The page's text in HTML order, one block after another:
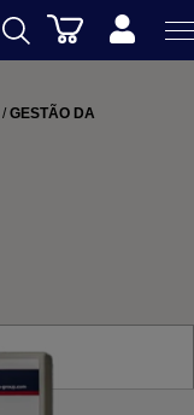
/ GESTÃO DA